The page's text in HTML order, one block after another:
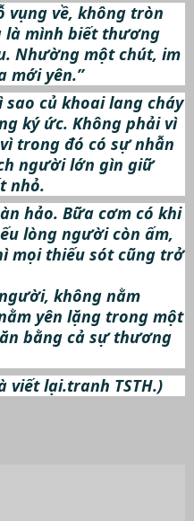
vụng về, không tròn
là mình biết thương
Nhường một chút, im
mới yên.”
củ khoai lang cháy
ký ức. Không phải vì
trong đó có sự nhẫn
người lớn gìn giữ
nhỏ.
hảo. Bữa cơm có khi
lòng người còn ấm,
mọi thiếu sót cũng trở
không nằm
yên lặng trong một
bằng cả sự thương
viết lại.tranh TSTH.)